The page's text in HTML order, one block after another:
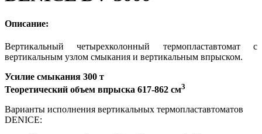
Описание:
Вертикальный четырехколонный термопластавтомат с
вертикальным узлом смыкания и вертикальным впрыском.
Усилие смыкания 300 т
Теоретический объем впрыска 617-862 см3
Варианты исполнения вертикальных термопластавтоматов
DENICE: